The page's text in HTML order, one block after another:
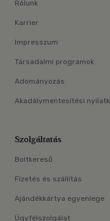
Rólunk
Karrier
Impresszum
Társadalmi programok
Adományozás
Akadálymentesítési
Szolgáltatás
Boltkereső
Fizetés és szállítás
Ajándékkártya egyenlege
Ügyfélszolgálat